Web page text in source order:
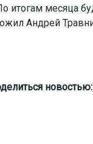
итогам месяца
Андрей
новостью: